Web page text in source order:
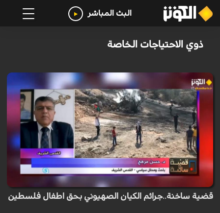
البث المباشر
ذوي الاحتياجات الخاصة
قضية ساخنة..جرائم الكيان الصهيوني بحق اطفال فلسطين